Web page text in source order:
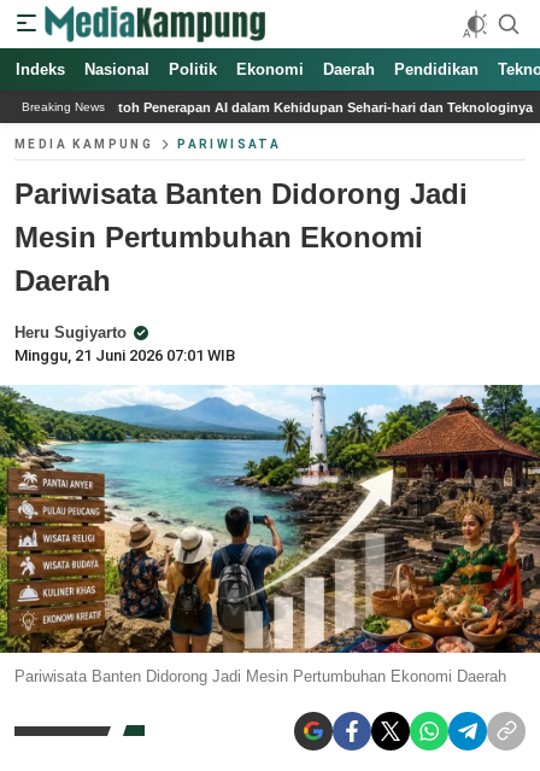
Indeks Nasional Politik Ekonomi Daerah Pendidikan
Breaking News
AI dalam Kehidupan Sehari-hari dan Teknologinya Leo Messi Cetak Gol
MEDIA KAMPUNG PARIWISATA
Pariwisata Banten Didorong Jadi
Mesin Pertumbuhan Ekonomi
Daerah
Heru Sugiyarto
Minggu, 21 Juni 2026 07:01 WIB
Pariwisata Banten Didorong Jadi Mesin Pertumbuhan Ekonomi Daerah